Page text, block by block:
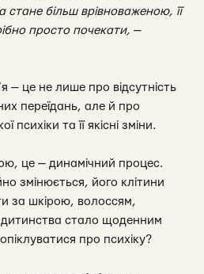
більш врівноваженою, її
просто почекати, —
— це не лише про відсутність
переїдань, але й про
та її якісні зміни.
це — динамічний процес.
змінюється, його клітини
за шкірою, волоссям,
стало щоденним
про психіку?